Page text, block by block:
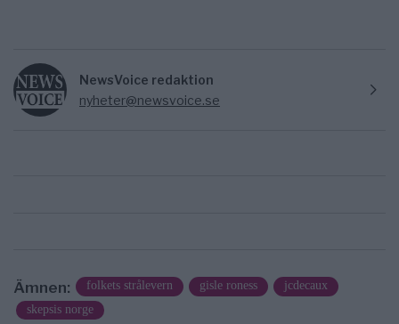
NewsVoice redaktion
nyheter@newsvoice.se
Ämnen: folkets strålevern gisle roness
jcdecaux
skepsis norge